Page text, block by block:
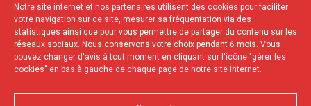
Notre site internet et nos partenaires utilisent des cookies pour faciliter
votre navigation sur ce site, mesurer sa fréquentation via des
statistiques ainsi que pour vous permettre de partager du contenu sur les
réseaux sociaux. Nous conservons votre choix pendant 6 mois. Vous
pouvez changer d'avis à tout moment en cliquant sur l'icône "gérer les
cookies" en bas à gauche de chaque page de notre site internet.
NOS PARTENAIRES